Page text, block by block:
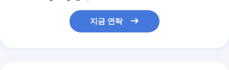
지금 연락